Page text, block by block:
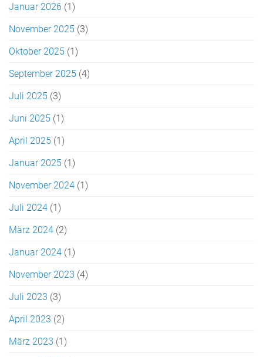
Januar 2026 (1)
November 2025 (3)
Oktober 2025 (1)
September 2025 (4)
Juli 2025 (3)
Juni 2025 (1)
April 2025 (1)
Januar 2025 (1)
November 2024 (1)
Juli 2024 (1)
März 2024 (2)
Januar 2024 (1)
November 2023 (4)
Juli 2023 (3)
April 2023 (2)
März 2023 (1)